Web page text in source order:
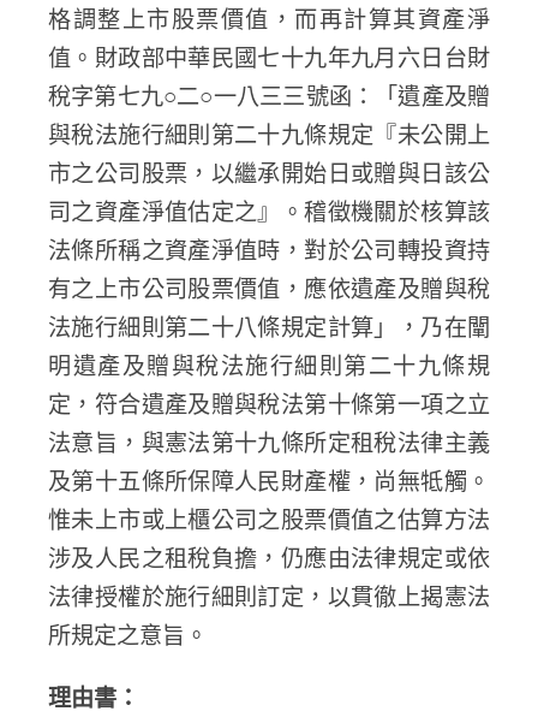
格調整上市股票價值，而再計算其資產淨
值。財政部中華民國七十九年九月六日台財
稅字第七九○二○一八三三號函：「遺產及贈
與稅法施行細則第二十九條規定『未公開上
市之公司股票，以繼承開始日或贈與日該公
司之資產淨值估定之』。稽徵機關於核算該
法條所稱之資產淨值時，對於公司轉投資持
有之上市公司股票價值，應依遺產及贈與稅
法施行細則第二十八條規定計算」，乃在闡
明遺產及贈與稅法施行細則第二十九條規
定，符合遺產及贈與稅法第十條第一項之立
法意旨，與憲法第十九條所定租稅法律主義
及第十五條所保障人民財產權，尚無牴觸。
惟未上市或上櫃公司之股票價值之估算方法
涉及人民之租稅負擔，仍應由法律規定或依
法律授權於施行細則訂定，以貫徹上揭憲法
所規定之意旨。
理由書：